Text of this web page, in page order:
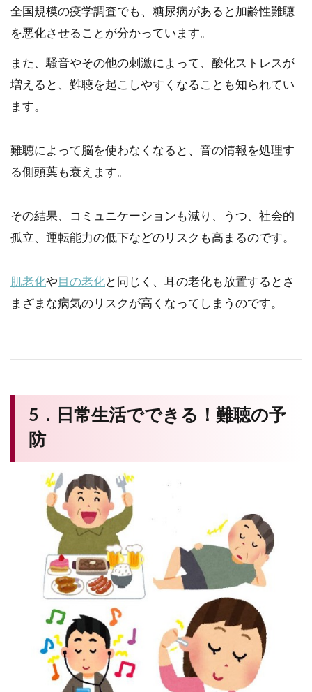
全国規模の疫学調査でも、糖尿病があると加齢性難聴
を悪化させることが分かっています。
また、騒音やその他の刺激によって、酸化ストレスが
増えると、難聴を起こしやすくなることも知られてい
ます。
難聴によって脳を使わなくなると、音の情報を処理す
る側頭葉も衰えます。
その結果、コミュニケーションも減り、うつ、社会的
孤立、運転能力の低下などのリスクも高まるのです。
肌老化や目の老化と同じく、耳の老化も放置するとさ
まざまな病気のリスクが高くなってしまうのです。
5．日常生活でできる！難聴の予
防